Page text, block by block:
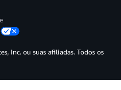
Inc. ou suas afiliadas. Todos os